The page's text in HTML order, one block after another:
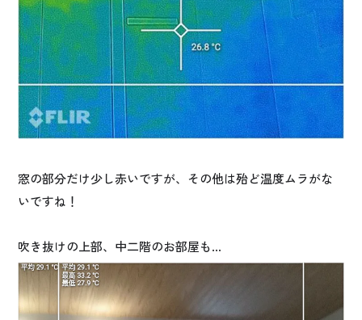
窓の部分だけ少し赤いですが、その他は殆ど温度ムラがな
いですね！
吹き抜けの上部、中二階のお部屋も…